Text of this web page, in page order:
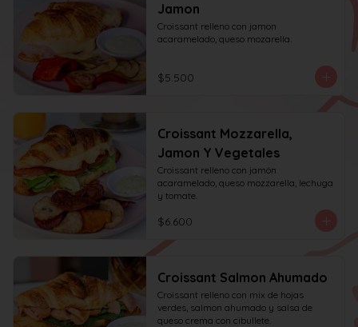
Jamon
Croissant relleno con jamon
acaramelado, queso mozarella.
$5.500
Croissant Mozzarella,
Jamon Y Vegetales
Croissant relleno con jamón
acaramelado, queso mozzarella, lechuga
y tomate.
$6.600
Croissant Salmon Ahumado
Croissant relleno con mix de hojas
verdes, salmon ahumado y salsa de
queso crema con cibullete.